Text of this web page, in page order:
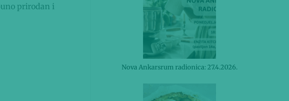
prirodan i
Nova Ankarsrum radionica: 27.4.2026.